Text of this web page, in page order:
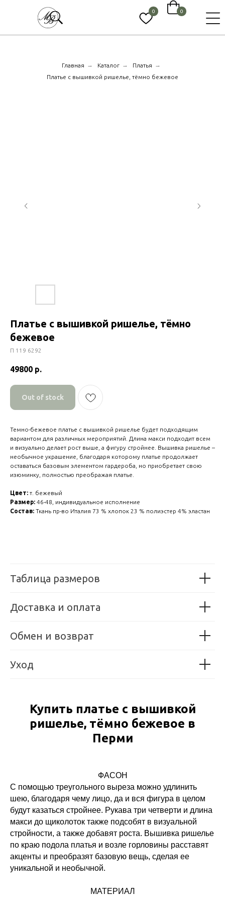
0
0
Главная → Каталог → Платья →
Платье с вышивкой ришелье, тёмно бежевое
Платье с вышивкой ришелье, тёмно
бежевое
П 119 6292
49800 р.
Out of stock
Темно-бежевое платье с вышивкой ришелье будет подходящим
вариантом для различных мероприятий. Длина макси подходит всем
и визуально делает рост выше, а фигуру стройнее. Вышивка ришелье –
необычное украшение, благодаря которому платье продолжает
оставаться базовым элементом гардероба, но приобретает свою
изюминку, полностью преображая платье.
Цвет: т. бежевый
Размер: 46-48, индивидуальное исполнение
Состав: Ткань пр-во Италия 73 % хлопок 23 % полиэстер 4% эластан
Таблица размеров
Доставка и оплата
Обмен и возврат
Уход
Купить платье с вышивкой
ришелье, тёмно бежевое в
Перми
ФАСОН
С помощью треугольного выреза можно удлинить
шею, благодаря чему лицо, да и вся фигура в целом
будут казаться стройнее. Рукава три четверти и длина
макси до щиколоток также подсобят в визуальной
стройности, а также добавят роста. Вышивка ришелье
по краю подола платья и возле горловины расставят
акценты и преобразят базовую вещь, сделая ее
уникальной и необычной.
МАТЕРИАЛ